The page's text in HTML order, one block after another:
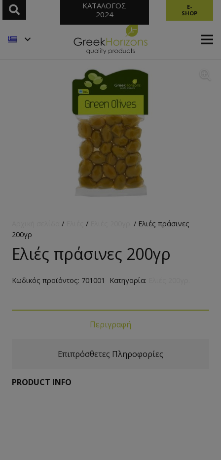
ΚΑΤΑΛΟΓΟΣ
2024
E-
SHOP
/ /
/ Ελιές πράσινες
200γρ
Ελιές πράσινες 200γρ
Κωδικός προϊόντος: 701001 Κατηγορία:
Περιγραφή
Επιπρόσθετες Πληροφορίες
PRODUCT INFO